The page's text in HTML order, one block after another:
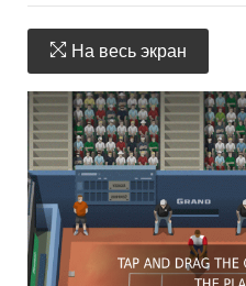
На весь экран